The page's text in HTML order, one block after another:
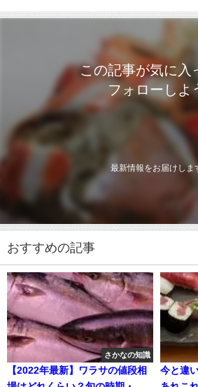
この記事が気に入
フォローしよ
最新情報をお届けしま
おすすめの記事
さかなの知識
【2022年最新】ワラサの値段相
今と違